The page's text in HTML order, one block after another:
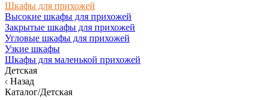
Шкафы для прихожей
Высокие шкафы для прихожей
Закрытые шкафы для прихожей
Угловые шкафы для прихожей
Узкие шкафы
Шкафы для маленькой прихожей
Детская
Назад
Каталог/Детская